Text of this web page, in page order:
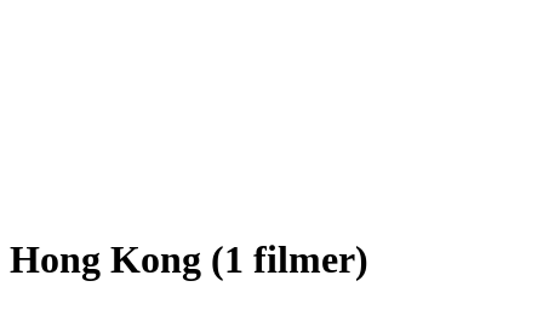
Hong Kong (1 filmer)